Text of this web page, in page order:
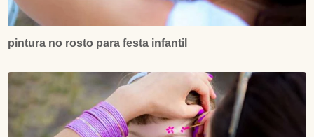
pintura no rosto para festa infantil